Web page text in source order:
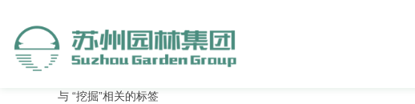
与 “挖掘”相关的标签